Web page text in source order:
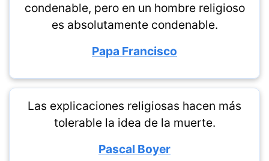
condenable, pero en un hombre religioso
es absolutamente condenable.
Papa Francisco
Las explicaciones religiosas hacen más
tolerable la idea de la muerte.
Pascal Boyer